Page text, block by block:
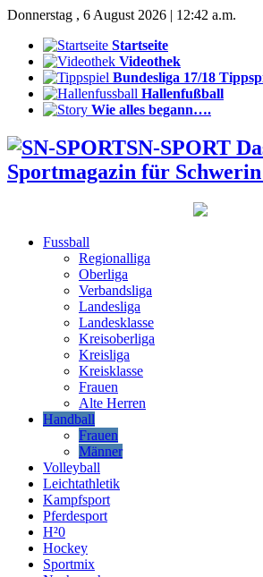
Donnerstag , 6 August 2026 | 12:42 a.m.
Startseite
Videothek
Bundesliga 17/18
Hallenfußball
Wie alles begann….
SN-SPORT
Sportmagazin für
Fussball
Regionalliga
Oberliga
Verbandsliga
Landesliga
Landesklasse
Kreisoberliga
Kreisliga
Kreisklasse
Frauen
Alte Herren
Handball
Frauen
Männer
Volleyball
Leichtathletik
Kampfsport
Pferdesport
H²0
Hockey
Sportmix